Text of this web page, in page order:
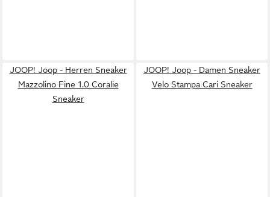
JOOP! Joop - Herren Sneaker
Mazzolino Fine 1.0 Coralie
Sneaker
JOOP! Joop - Damen Sneaker
Velo Stampa Cari Sneaker